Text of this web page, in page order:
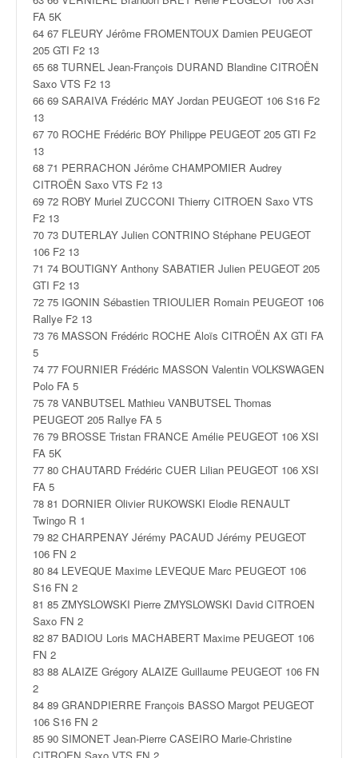
FA 5K
64 67 FLEURY Jérôme FROMENTOUX Damien PEUGEOT
205 GTI F2 13
65 68 TURNEL Jean-François DURAND Blandine CITROËN
Saxo VTS F2 13
66 69 SARAIVA Frédéric MAY Jordan PEUGEOT 106 S16 F2
13
67 70 ROCHE Frédéric BOY Philippe PEUGEOT 205 GTI F2
13
68 71 PERRACHON Jérôme CHAMPOMIER Audrey
CITROËN Saxo VTS F2 13
69 72 ROBY Muriel ZUCCONI Thierry CITROEN Saxo VTS
F2 13
70 73 DUTERLAY Julien CONTRINO Stéphane PEUGEOT
106 F2 13
71 74 BOUTIGNY Anthony SABATIER Julien PEUGEOT 205
GTI F2 13
72 75 IGONIN Sébastien TRIOULIER Romain PEUGEOT 106
Rallye F2 13
73 76 MASSON Frédéric ROCHE Aloïs CITROËN AX GTI FA
5
74 77 FOURNIER Frédéric MASSON Valentin VOLKSWAGEN
Polo FA 5
75 78 VANBUTSEL Mathieu VANBUTSEL Thomas
PEUGEOT 205 Rallye FA 5
76 79 BROSSE Tristan FRANCE Amélie PEUGEOT 106 XSI
FA 5K
77 80 CHAUTARD Frédéric CUER Lilian PEUGEOT 106 XSI
FA 5
78 81 DORNIER Olivier RUKOWSKI Elodie RENAULT
Twingo R 1
79 82 CHARPENAY Jérémy PACAUD Jérémy PEUGEOT
106 FN 2
80 84 LEVEQUE Maxime LEVEQUE Marc PEUGEOT 106
S16 FN 2
81 85 ZMYSLOWSKI Pierre ZMYSLOWSKI David CITROEN
Saxo FN 2
82 87 BADIOU Loris MACHABERT Maxime PEUGEOT 106
FN 2
83 88 ALAIZE Grégory ALAIZE Guillaume PEUGEOT 106 FN
2
84 89 GRANDPIERRE François BASSO Margot PEUGEOT
106 S16 FN 2
85 90 SIMONET Jean-Pierre CASEIRO Marie-Christine